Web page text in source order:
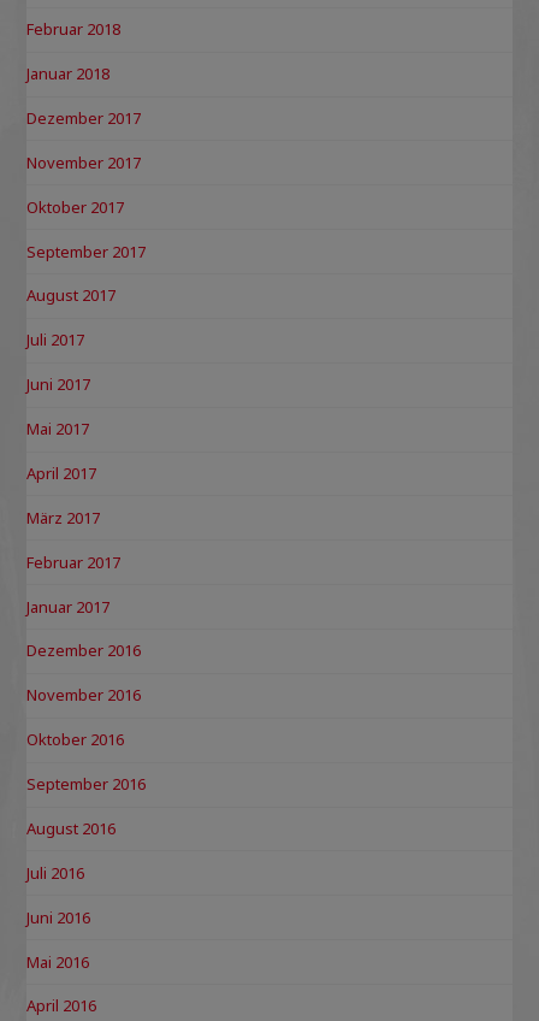
Februar 2018
Januar 2018
Dezember 2017
November 2017
Oktober 2017
September 2017
August 2017
Juli 2017
Juni 2017
Mai 2017
April 2017
März 2017
Februar 2017
Januar 2017
Dezember 2016
November 2016
Oktober 2016
September 2016
August 2016
Juli 2016
Juni 2016
Mai 2016
April 2016